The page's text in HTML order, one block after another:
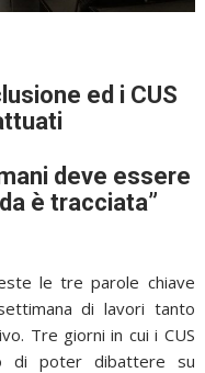
ed i CUS
deve essere
è tracciata”
le tre parole chiave
di lavori tanto
Tre giorni in cui i CUS
di poter dibattere su